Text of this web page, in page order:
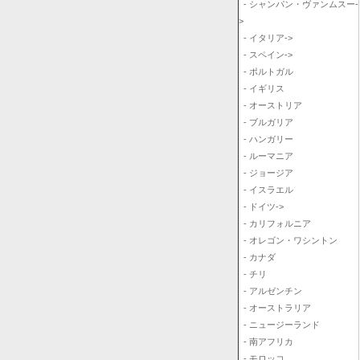
- シャンパン・ヴァンムスー-
>
- イタリア->
- スペイン->
- ポルトガル
- イギリス
- オーストリア
- ブルガリア
- ハンガリー
- ルーマニア
- ジョージア
- イスラエル
- ドイツ->
- カリフォルニア
- オレゴン・ワシントン
- カナダ
- チリ
- アルゼンチン
- オーストラリア
- ニュージーランド
- 南アフリカ